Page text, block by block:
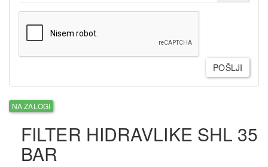
POŠLJI
NA ZALOGI
FILTER HIDRAVLIKE SHL 35
BAR